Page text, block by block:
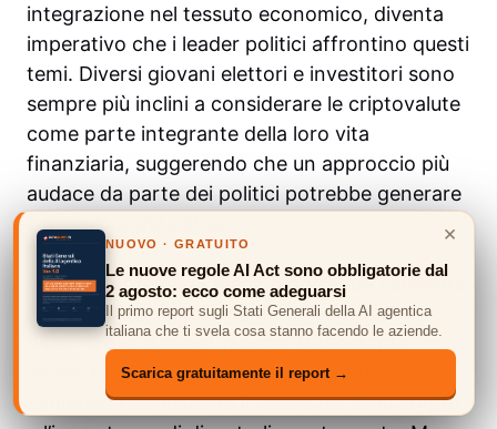
integrazione nel tessuto economico, diventa
imperativo che i leader politici affrontino questi
temi. Diversi giovani elettori e investitori sono
sempre più inclini a considerare le criptovalute
come parte integrante della loro vita
finanziaria, suggerendo che un approccio più
audace da parte dei politici potrebbe generare
Questo contesto di silenzio potrebbe cambiare
rapidamente, specialmente con i prossimi
dibattiti e le elezioni in vista. Nonostante
l’assenza iniziale, c’è una forte aspettativa che i
candidati riconoscano il valore dei temi crypto
×
NUOVO · GRATUITO
Le nuove regole AI Act sono obbligatorie dal
2 agosto: ecco come adeguarsi
Il primo report sugli Stati Generali della AI agentica
italiana che ti svela cosa stanno facendo le aziende.
Scarica gratuitamente il report →